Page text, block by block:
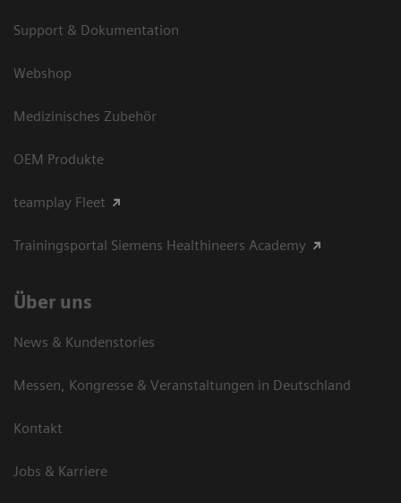
Support & Dokumentation
Webshop
Medizinisches Zubehör
OEM Produkte
teamplay Fleet
Trainingsportal Siemens Healthineers Academy
Über uns
News & Kundenstories
Messen, Kongresse & Veranstaltungen in Deutschland
Kontakt
Jobs & Karriere